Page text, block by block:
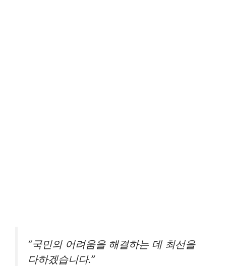
“국민의 어려움을 해결하는 데 최선을
다하겠습니다.”